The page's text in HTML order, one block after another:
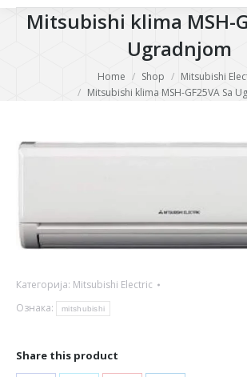
Mitsubishi klima MSH-
Ugradnjom
Home Shop
Mitsubishi
Mitsubishi klima MSH-GF25VA Sa
Категорија: Mitsubishi Electric
Ознака:
mitshubishi
Share this product